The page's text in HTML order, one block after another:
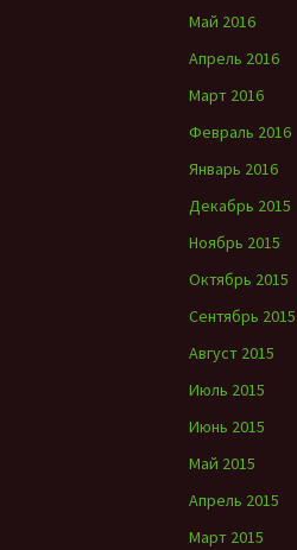
Май 2016
Апрель 2016
Март 2016
Февраль 2016
Январь 2016
Декабрь 2015
Ноябрь 2015
Октябрь 2015
Сентябрь 2015
Август 2015
Июль 2015
Июнь 2015
Май 2015
Апрель 2015
Март 2015